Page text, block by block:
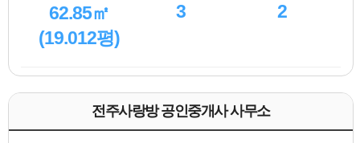
62.85㎡
(19.012평)
3 2
전주사랑방 공인중개사 사무소